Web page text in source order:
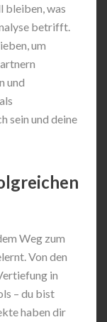
bleiben, was
betrifft.
um
und
sein und deine
Weg zum
Von den
in
– du bist
haben dir